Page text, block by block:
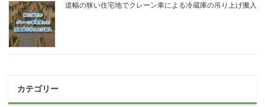
道幅の狭い住宅地でクレーン車による冷蔵庫の吊り上げ搬入
カテゴリー